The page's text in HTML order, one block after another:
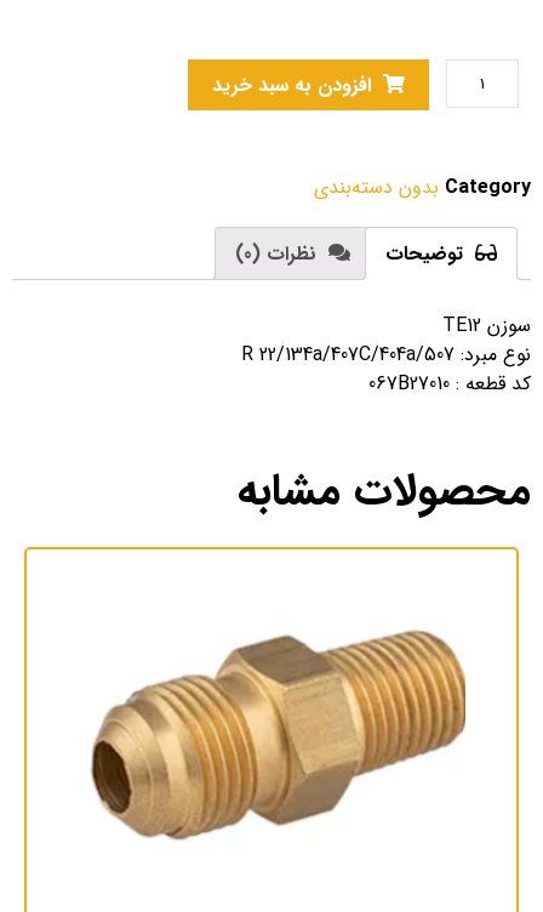
افزودن به سبد خرید
Category بدون دسته‌بندی
توضیحات نظرات (0)
سوزن TE12
نوع مبرد: R 22/134a/407C/404a/507
کد قطعه : 067B27010
محصولات مشابه